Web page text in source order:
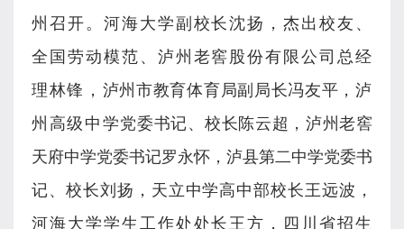
州召开。 河海大学副校长沈扬，杰出校友、
全国劳动模范、泸州老窖股份有限公司总经
理林锋， 泸州市教育体育局副局长冯友平，泸
州高级中学党委书记、校长陈云超，泸州老窖
天府中学党委书记罗永怀，泸县第二中学党委书
记、校长刘扬，天立中学高中部校长王远波，
河海大学学生工作处处长王方，四川省招生